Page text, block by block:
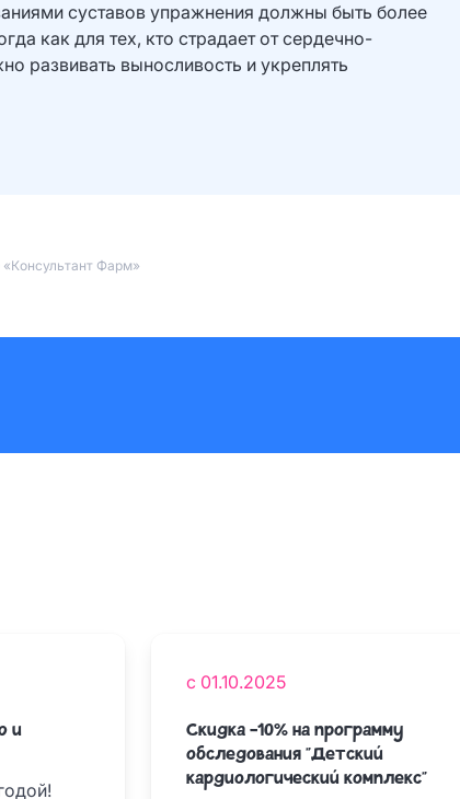
суставов упражнения должны быть более
как для тех, кто страдает от сердечно-
развивать выносливость и укреплять
Фарм»
и
с 01.10.2025
Скидка -10% на программу
обследования "Детский
кардиологический комплекс"